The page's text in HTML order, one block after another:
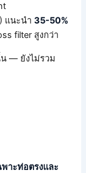
แนะนำ35-50%
filter สูงกว่า
น — ยังไม่รวม
าะท่อตรงและ